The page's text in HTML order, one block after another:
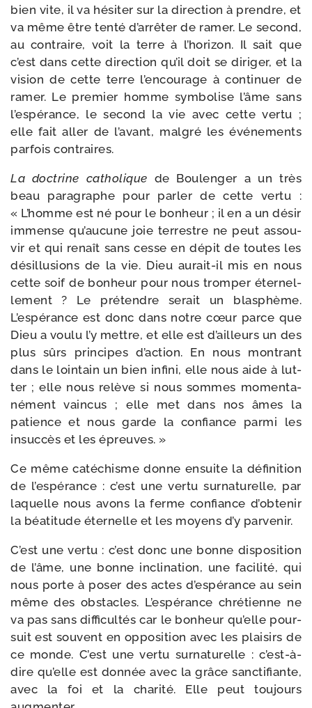
bien vite, il va hési­ter sur la direc­tion à prendre, et
va même être ten­té d’arrêter de ramer. Le second,
au contraire, voit la terre à l’horizon. Il sait que
c’est dans cette direc­tion qu’il doit se diri­ger, et la
vision de cette terre l’encourage à conti­nuer de
ramer. Le pre­mier homme sym­bo­lise l’âme sans
l’espérance, le second la vie avec cette ver­tu ;
elle fait aller de l’avant, mal­gré les évé­ne­ments
par­fois contraires.
La doc­trine catho­lique de Boulenger a un très
beau para­graphe pour par­ler de cette ver­tu :
« L’homme est né pour le bon­heur ; il en a un désir
immense qu’aucune joie ter­restre ne peut assou­
vir et qui renaît sans cesse en dépit de toutes les
dés­illu­sions de la vie. Dieu aurait-​il mis en nous
cette soif de bon­heur pour nous trom­per éter­nel­
le­ment ? Le pré­tendre serait un blas­phème.
L’espérance est donc dans notre cœur parce que
Dieu a vou­lu l’y mettre, et elle est d’ailleurs un des
plus sûrs prin­cipes d’action. En nous mon­trant
dans le loin­tain un bien infi­ni, elle nous aide à lut­
ter ; elle nous relève si nous sommes momen­ta­
né­ment vain­cus ; elle met dans nos âmes la
patience et nous garde la confiance par­mi les
insuc­cès et les épreuves. »
Ce même caté­chisme donne ensuite la défi­ni­tion
de l’espérance : c’est une ver­tu sur­na­tu­relle, par
laquelle nous avons la ferme confiance d’obtenir
la béa­ti­tude éter­nelle et les moyens d’y parvenir.
C’est une ver­tu : c’est donc une bonne dis­po­si­tion
de l’âme, une bonne incli­na­tion, une faci­li­té, qui
nous porte à poser des actes d’espérance au sein
même des obs­tacles. L’espérance chré­tienne ne
va pas sans dif­fi­cul­tés car le bon­heur qu’elle pour­
suit est sou­vent en oppo­si­tion avec les plai­sirs de
ce monde. C’est une ver­tu sur­na­tu­relle : c’est-​à-​
dire qu’elle est don­née avec la grâce sanc­ti­fiante,
avec la foi et la cha­ri­té. Elle peut tou­jours